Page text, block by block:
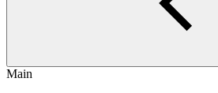
Main